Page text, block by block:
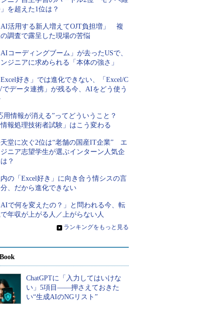
を超えた1位は？
活用する新人増えてOJT負担増」 複
調査で露呈した現場の苦悩
コーディングブーム」が去ったUSで、
ジニアに求められる「本体の強さ」
好き」では進化できない、「Excel/C
でデータ連携」が残る今、AIをどう使う
用情報が消える”ってどういうこと？
報処理技術者試験」はこう変わる
堂に次ぐ2位は“老舗の国産IT企業” エ
ニア志望学生が選ぶインターン人気企
？
の「Excel好き」に向き合う情シスの言
、だから進化できない
で何を変えたの？」と問われる今、転
年収が上がる人／上がらない人
» ランキングをもっと見る
ChatGPTに「入力してはいけな
い」5項目――押さえておきた
い“生成AIのNGリスト”